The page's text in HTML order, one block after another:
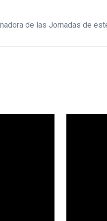
de las Jornadas de